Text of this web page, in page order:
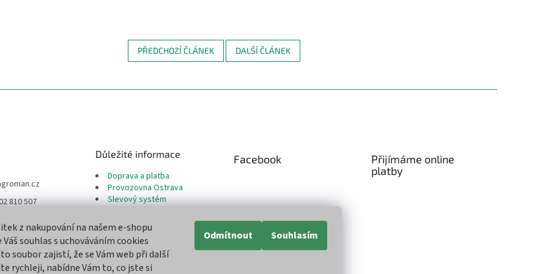
z nakupování na našem e-shopu
souhlas s uchováváním cookies
soubor zajistí, že se Vám web při další
rychleji, nabídne Vám to, co jste si
Odmítnout Souhlasím
PŘEDCHOZÍ ČLÁNEK DALŠÍ ČLÁNEK
810 507
Důležité informace
Doprava a platba
Provozovna Ostrava
Slevový systém
Odstoupení od smlouvy
Moje objednávka
Obchodní podmínky
Ochrana osobních údajů
Cookies soubory
Facebook
Přijímáme online
platby